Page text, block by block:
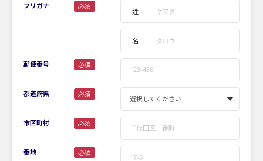
フリガナ 必須
姓
名
郵便番号 必須
都道府県 必須
市区町村 必須
番地 必須